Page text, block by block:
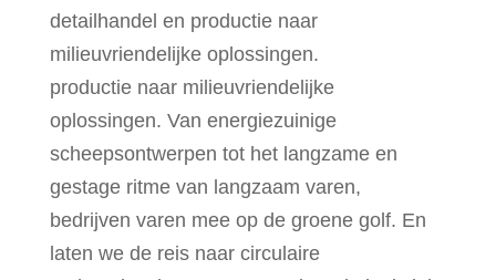
detailhandel en productie naar
milieuvriendelijke oplossingen.
productie naar milieuvriendelijke
oplossingen. Van energiezuinige
scheepsontwerpen tot het langzame en
gestage ritme van langzaam varen,
bedrijven varen mee op de groene golf. En
laten we de reis naar circulaire